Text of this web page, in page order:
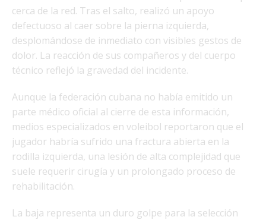
cerca de la red. Tras el salto, realizó un apoyo
defectuoso al caer sobre la pierna izquierda,
desplomándose de inmediato con visibles gestos de
dolor. La reacción de sus compañeros y del cuerpo
técnico reflejó la gravedad del incidente.
Aunque la federación cubana no había emitido un
parte médico oficial al cierre de esta información,
medios especializados en voleibol reportaron que el
jugador habría sufrido una fractura abierta en la
rodilla izquierda, una lesión de alta complejidad que
suele requerir cirugía y un prolongado proceso de
rehabilitación.
La baja representa un duro golpe para la selección